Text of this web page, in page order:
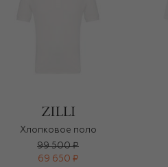
Хлопковое поло
99 500 ₽
69 650 ₽